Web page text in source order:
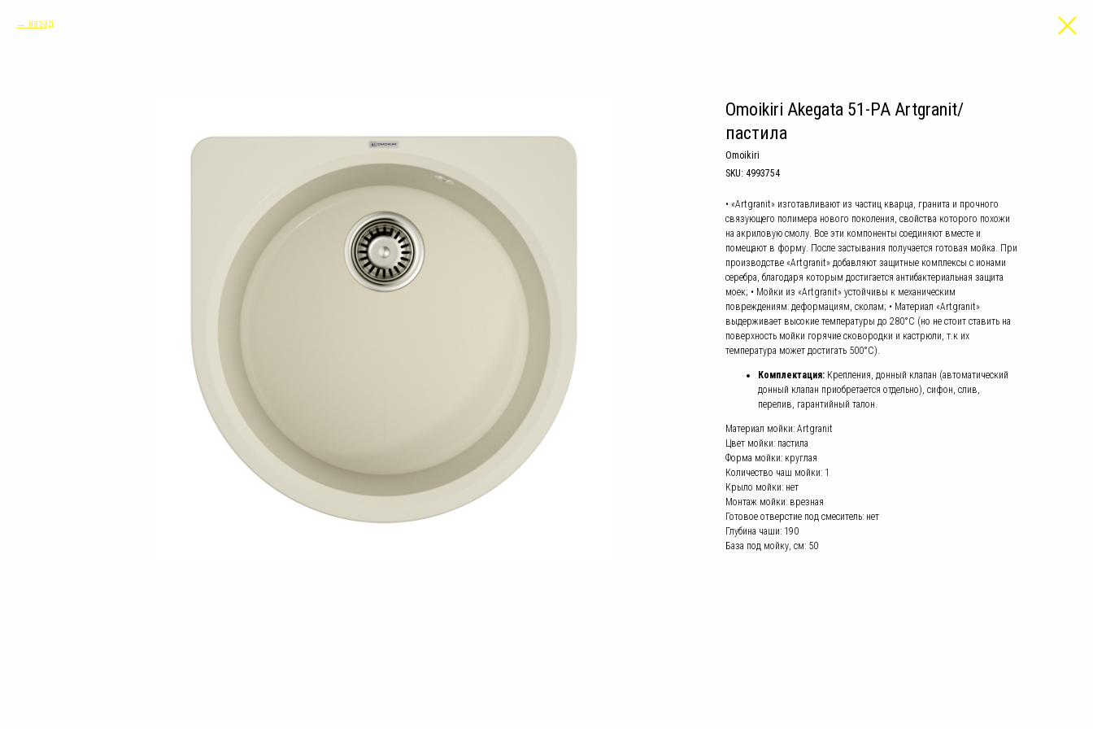
назад
Omoikiri Akegata 51-PA Artgranit/
пастила
Omoikiri
SKU: 4993754
• «Artgranit» изготавливают из частиц кварца, гранита и прочного
связующего полимера нового поколения, свойства которого похожи
на акриловую смолу. Все эти компоненты соединяют вместе и
помещают в форму. После застывания получается готовая мойка. При
производстве «Artgranit» добавляют защитные комплексы с ионами
серебра, благодаря которым достигается антибактериальная защита
моек; • Мойки из «Artgranit» устойчивы к механическим
повреждениям: деформациям, сколам; • Материал «Artgranit»
выдерживает высокие температуры до 280°С (но не стоит ставить на
поверхность мойки горячие сковородки и кастрюли, т.к их
температура может достигать 500°С).
Комплектация: Крепления, донный клапан (автоматический
донный клапан приобретается отдельно), сифон, слив,
перелив, гарантийный талон.
Материал мойки: Artgranit
Цвет мойки: пастила
Форма мойки: круглая
Количество чаш мойки: 1
Крыло мойки: нет
Монтаж мойки: врезная
Готовое отверстие под смеситель: нет
Глубина чаши: 190
База под мойку, см: 50